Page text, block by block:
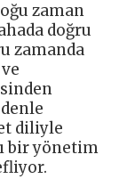
zaman
doğru
zamanda
diliyle
bir yönetim